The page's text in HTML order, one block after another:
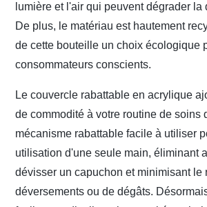
lumière et l'air qui peuvent dégrader la
De plus, le matériau est hautement
de cette bouteille un choix écologique
consommateurs conscients.
Le couvercle rabattable en acrylique
de commodité à votre routine de soins
mécanisme rabattable facile à utiliser
utilisation d'une seule main, éliminant
dévisser un capuchon et minimisant le
déversements ou de dégâts.